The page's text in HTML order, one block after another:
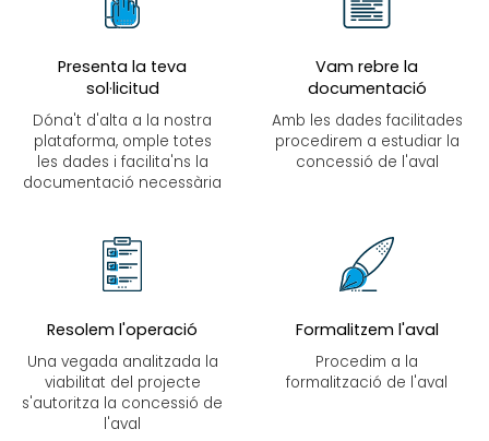
Presenta la teva
sol·licitud
Dóna't d'alta a la nostra
plataforma, omple totes
les dades i facilita'ns la
documentació necessària
Vam rebre la
documentació
Amb les dades facilitades
procedirem a estudiar la
concessió de l'aval
Resolem l'operació
Una vegada analitzada la
viabilitat del projecte
s'autoritza la concessió de
l'aval
Formalitzem l'aval
Procedim a la
formalització de l'aval